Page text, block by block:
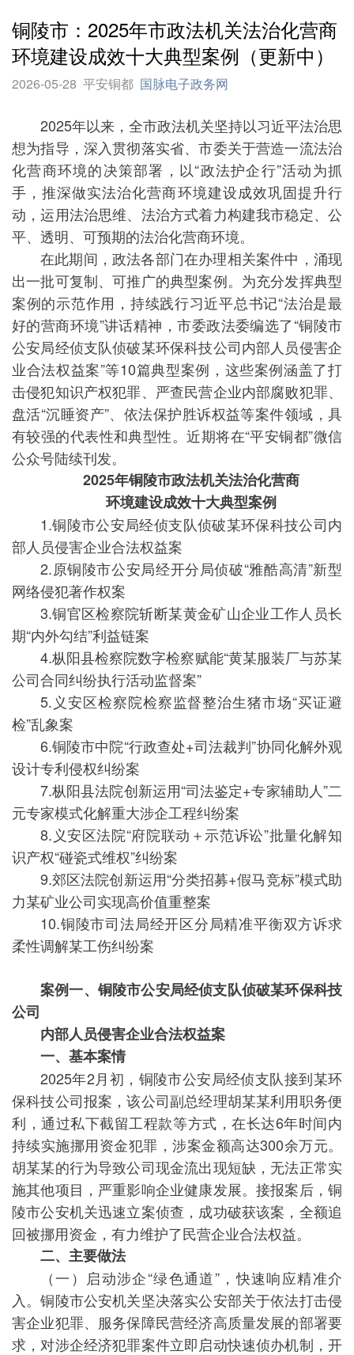
铜陵市：2025年市政法机关法治化营商
环境建设成效十大典型案例（更新中）
2026-05-28 平安铜都 国脉电子政务网
2025年以来，全市政法机关坚持以习近平法治思
想为指导，深入贯彻落实省、市委关于营造一流法治
化营商环境的决策部署，以“政法护企行”活动为抓
手，推深做实法治化营商环境建设成效巩固提升行
动，运用法治思维、法治方式着力构建我市稳定、公
平、透明、可预期的法治化营商环境。
在此期间，政法各部门在办理相关案件中，涌现
出一批可复制、可推广的典型案例。为充分发挥典型
案例的示范作用，持续践行习近平总书记“法治是最
好的营商环境”讲话精神，市委政法委编选了“铜陵市
公安局经侦支队侦破某环保科技公司内部人员侵害企
业合法权益案”等10篇典型案例，这些案例涵盖了打
击侵犯知识产权犯罪、严查民营企业内部腐败犯罪、
盘活“沉睡资产”、依法保护胜诉权益等案件领域，具
有较强的代表性和典型性。近期将在“平安铜都”微信
公众号陆续刊发。
2025年铜陵市政法机关法治化营商
环境建设成效十大典型案例
1.铜陵市公安局经侦支队侦破某环保科技公司内
部人员侵害企业合法权益案
2.原铜陵市公安局经开分局侦破“雅酷高清”新型
网络侵犯著作权案
3.铜官区检察院斩断某黄金矿山企业工作人员长
期“内外勾结”利益链案
4.枞阳县检察院数字检察赋能“黄某服装厂与苏某
公司合同纠纷执行活动监督案”
5.义安区检察院检察监督整治生猪市场“买证避
检”乱象案
6.铜陵市中院“行政查处+司法裁判”协同化解外观
设计专利侵权纠纷案
7.枞阳县法院创新运用“司法鉴定+专家辅助人”二
元专家模式化解重大涉企工程纠纷案
8.义安区法院“府院联动＋示范诉讼”批量化解知
识产权“碰瓷式维权”纠纷案
9.郊区法院创新运用“分类招募+假马竞标”模式助
力某矿业公司实现高价值重整案
10.铜陵市司法局经开区分局精准平衡双方诉求
柔性调解某工伤纠纷案
案例一、铜陵市公安局经侦支队侦破某环保科技
公司
内部人员侵害企业合法权益案
一、基本案情
2025年2月初，铜陵市公安局经侦支队接到某环
保科技公司报案，该公司副总经理胡某某利用职务便
利，通过私下截留工程款等方式，在长达6年时间内
持续实施挪用资金犯罪，涉案金额高达300余万元。
胡某某的行为导致公司现金流出现短缺，无法正常实
施其他项目，严重影响企业健康发展。接报案后，铜
陵市公安机关迅速立案侦查，成功破获该案，全额追
回被挪用资金，有力维护了民营企业合法权益。
二、主要做法
（一）启动涉企“绿色通道”，快速响应精准介
入。铜陵市公安机关坚决落实公安部关于依法打击侵
害企业犯罪、服务保障民营经济高质量发展的部署要
求，对涉企经济犯罪案件立即启动快速侦办机制，开